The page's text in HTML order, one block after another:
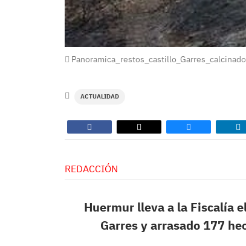
ACTUALIDAD
REDACCIÓN
Huermur lleva a la Fiscalía
Garres y arrasado 177